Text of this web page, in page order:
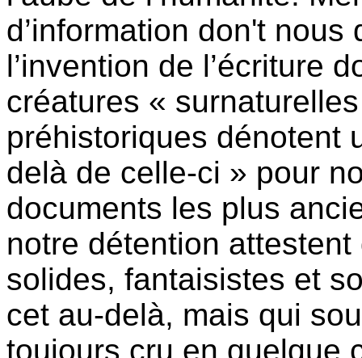
d’information don't nous
l’invention de l’écriture
créatures «
préhistoriques dénotent
delà de celle-ci » pour
documents les plus
notre détention
solides, fantaisistes et
cet au-delà, mais qui
toujours cru en quelque